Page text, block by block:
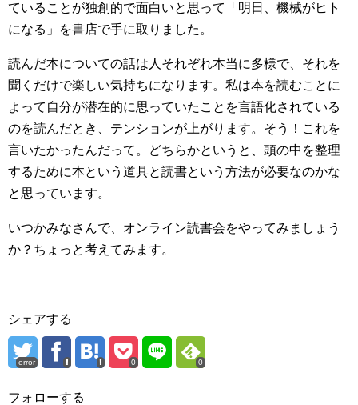
ていることが独創的で面白いと思って「明日、機械がヒト
になる」を書店で手に取りました。
読んだ本についての話は人それぞれ本当に多様で、それを
聞くだけで楽しい気持ちになります。私は本を読むことに
よって自分が潜在的に思っていたことを言語化されている
のを読んだとき、テンションが上がります。そう！これを
言いたかったんだって。どちらかというと、頭の中を整理
するために本という道具と読書という方法が必要なのかな
と思っています。
いつかみなさんで、オンライン読書会をやってみましょう
か？ちょっと考えてみます。
シェアする
error 0 0
フォローする